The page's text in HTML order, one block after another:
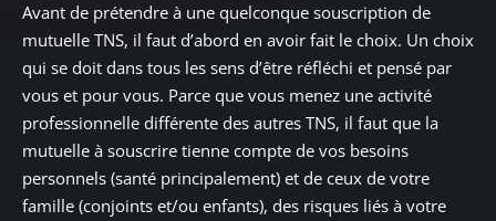
Avant de prétendre à une quelconque souscription de
mutuelle TNS, il faut d’abord en avoir fait le choix. Un choix
qui se doit dans tous les sens d’être réfléchi et pensé par
vous et pour vous. Parce que vous menez une activité
professionnelle différente des autres TNS, il faut que la
mutuelle à souscrire tienne compte de vos besoins
personnels (santé principalement) et de ceux de votre
famille (conjoints et/ou enfants), des risques liés à votre